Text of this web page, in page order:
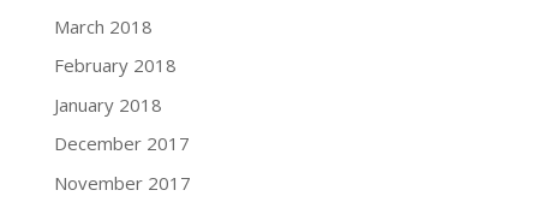
March 2018
February 2018
January 2018
December 2017
November 2017